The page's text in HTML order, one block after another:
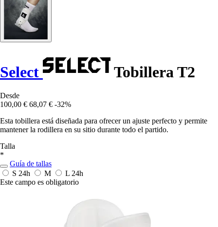
Select Tobillera T2
Desde
100,00 € 68,07 € -32%
Esta tobillera está diseñada para ofrecer un ajuste perfecto y permite
mantener la rodillera en su sitio durante todo el partido.
Talla
*
Guía de tallas
S 24h M L 24h
Este campo es obligatorio